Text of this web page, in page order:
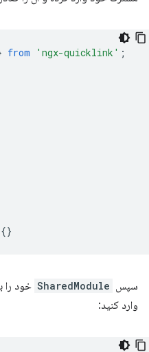
from 'ngx-quicklink' ;
{}
سپس SharedModule خود را
وارد کنید: